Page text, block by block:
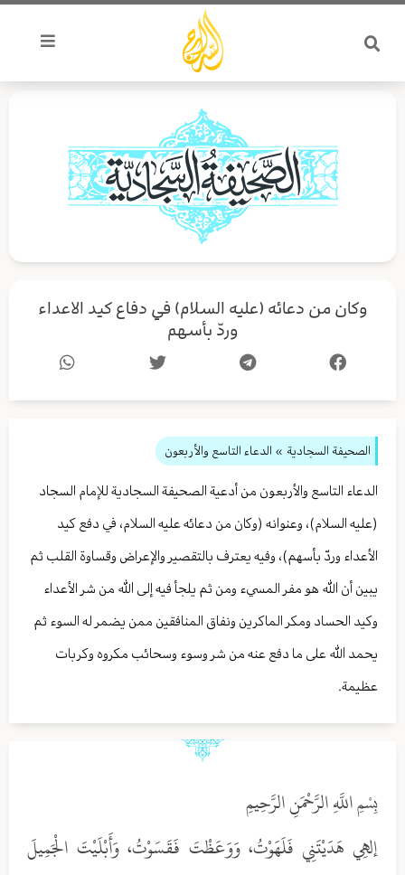
تخطي
المحتوى
وكان من دعائه (عليه السلام) في دفاع كيد الاعداء
وردّ بأسهم
الصحيفة السجادية » الدعاء التاسع والأربعون
الدعاء التاسع والأربعون من أدعية الصحيفة السجادية للإمام السجاد
(عليه السلام)، وعنوانه (وكان من دعائه عليه السلام، في دفع كيد
الأعداء وردّ بأسهم)، وفيه يعترف بالتقصير والإعراض وقساوة القلب ثم
يبين أن الله هو مفر المسيء ومن ثم يلجأ فيه إلى الله من شر الأعداء
وكيد الحساد ومكر الماكرين ونفاق المنافقين ممن يضمر له السوء ثم
يحمد الله على ما دفع عنه من شر وسوء وسحائب مكروه وكربات
عظيمة.
بِسْمِ اللَّهِ الرَّحْمَنِ الرَّحِيمِ
إلهِي هَدَيْتَنِي فَلَهَوْتُ، وَوَعَظْتَ فَقَسَوْتُ، وَأَبْلَيْتَ الْجَمِيلَ